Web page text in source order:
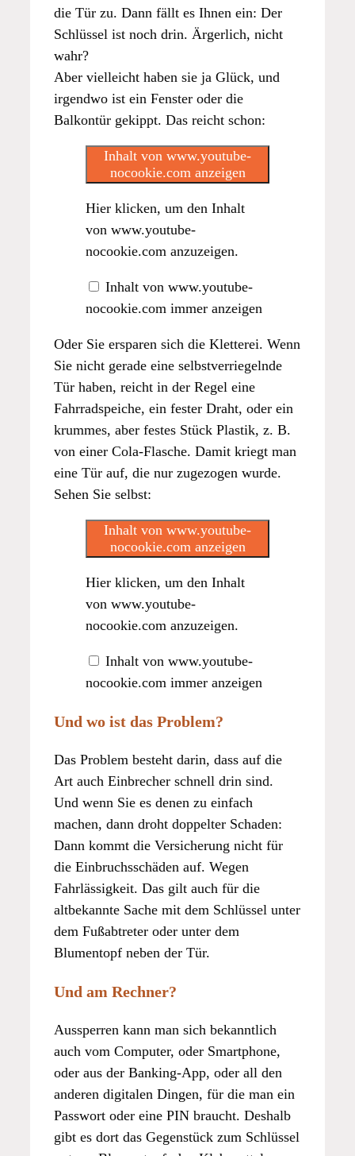
die Tür zu. Dann fällt es Ihnen ein: Der
Schlüssel ist noch drin. Ärgerlich, nicht
wahr?
Aber vielleicht haben sie ja Glück, und
irgendwo ist ein Fenster oder die
Balkontür gekippt. Das reicht schon:
Inhalt von www.youtube-
nocookie.com anzeigen
Hier klicken, um den Inhalt
von www.youtube-
nocookie.com anzuzeigen.
Inhalt von www.youtube-
nocookie.com immer anzeigen
Oder Sie ersparen sich die Kletterei. Wenn
Sie nicht gerade eine selbstverriegelnde
Tür haben, reicht in der Regel eine
Fahrradspeiche, ein fester Draht, oder ein
krummes, aber festes Stück Plastik, z. B.
von einer Cola-Flasche. Damit kriegt man
eine Tür auf, die nur zugezogen wurde.
Sehen Sie selbst:
Inhalt von www.youtube-
nocookie.com anzeigen
Hier klicken, um den Inhalt
von www.youtube-
nocookie.com anzuzeigen.
Inhalt von www.youtube-
nocookie.com immer anzeigen
Und wo ist das Problem?
Das Problem besteht darin, dass auf die
Art auch Einbrecher schnell drin sind.
Und wenn Sie es denen zu einfach
machen, dann droht doppelter Schaden:
Dann kommt die Versicherung nicht für
die Einbruchsschäden auf. Wegen
Fahrlässigkeit. Das gilt auch für die
altbekannte Sache mit dem Schlüssel unter
dem Fußabtreter oder unter dem
Blumentopf neben der Tür.
Und am Rechner?
Aussperren kann man sich bekanntlich
auch vom Computer, oder Smartphone,
oder aus der Banking-App, oder all den
anderen digitalen Dingen, für die man ein
Passwort oder eine PIN braucht. Deshalb
gibt es dort das Gegenstück zum Schlüssel